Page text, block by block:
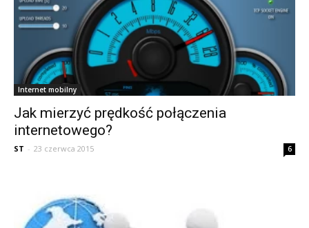
Internet mobilny
Jak mierzyć prędkość połączenia
internetowego?
ST - 23 czerwca 2015 6